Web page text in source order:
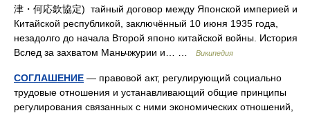
津・何応欽協定) тайный договор между Японской империей и
Китайской республикой, заключённый 10 июня 1935 года,
незадолго до начала Второй японо китайской войны. История
Вслед за захватом Маньчжурии и… …
Википедия
СОГЛАШЕНИЕ — правовой акт, регулирующий социально
трудовые отношения и устанавливающий общие принципы
регулирования связанных с ними экономических отношений,